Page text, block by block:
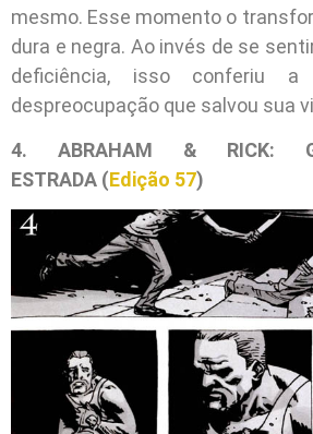
mesmo. Esse momento o
dura e negra. Ao invés de se
deficiência, isso conferiu
despreocupação que salvou sua
4. ABRAHAM & RICK:
ESTRADA (Edição 57)